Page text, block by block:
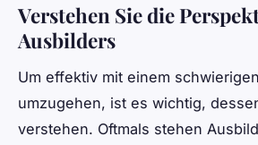
Verstehen Sie die
Ausbilders
Um effektiv mit einem
umzugehen, ist es wichtig,
verstehen. Oftmals stehen